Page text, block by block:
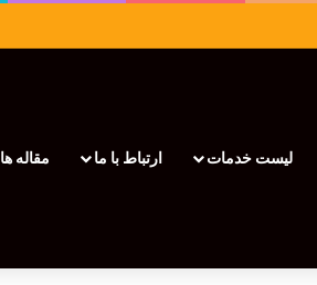
لیست خدمات ارتباط با ما مقاله ها